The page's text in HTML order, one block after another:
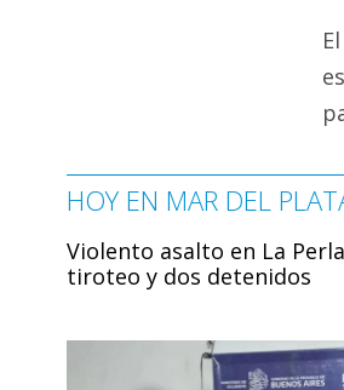
HOY EN MAR DEL
Violento asalto en La
tiroteo y dos detenidos